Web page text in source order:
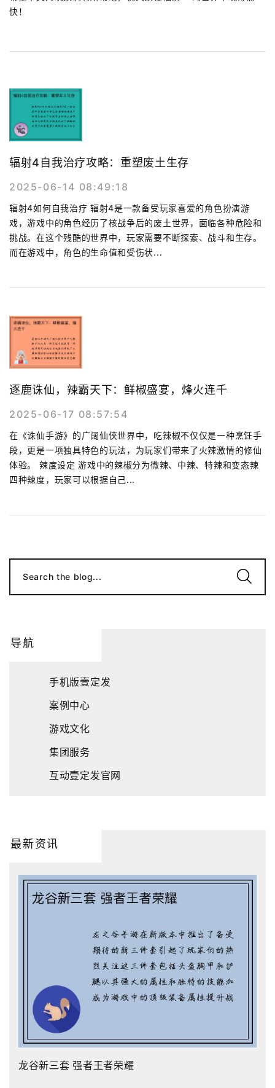
快！
辐射4自我治疗攻略：重塑废土生存
2025-06-14 08:49:18
辐射4如何自我治疗 辐射4是一款备受玩家喜爱的角色扮演游
戏，游戏中的角色经历了核战争后的废土世界，面临各种危险和
挑战。在这个残酷的世界中，玩家需要不断探索、战斗和生存。
而在游戏中，角色的生命值和受伤状...
逐鹿诛仙，辣霸天下：鲜椒盛宴，烽火连千
2025-06-17 08:57:54
在《诛仙手游》的广阔仙侠世界中，吃辣椒不仅仅是一种烹饪手
段，更是一项独具特色的玩法，为玩家们带来了火辣激情的修仙
体验。 辣度设定 游戏中的辣椒分为微辣、中辣、特辣和变态辣
四种辣度，玩家可以根据自己...
Search the blog...
导航
手机版壹定发
案例中心
游戏文化
集团服务
互动壹定发官网
最新资讯
龙谷新三套 强者王者荣耀